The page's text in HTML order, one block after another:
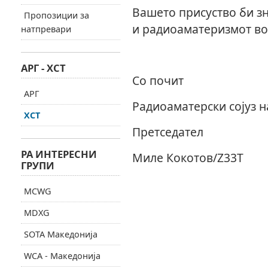
Вашето присуство би
и радиоаматеризмот
Со почит
Радиоаматерски сојуз
Претседател
Миле Кокотов/Z33Т
Пропозиции за
натпревари
АРГ - ХСТ
АРГ
ХСТ
РА ИНТЕРЕСНИ
ГРУПИ
MCWG
MDXG
SOTA Македонија
WCA - Македонија